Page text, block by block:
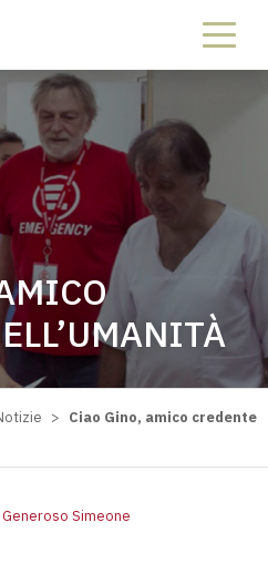
> Ciao Gino, amico credente
Generoso Simeone